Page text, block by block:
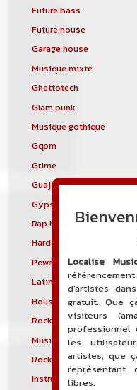
Future bass
Future house
Garage house
Musique mixte
Ghettotech
Glam punk
Musique gothique
Gqom
Grime
Guajira
Gypsy punk
Rap hardcore
Hardstep
Power noise
Latin metal
House progressive
Rock indépendant
Musique industrielle
Rock industriel
Instrumental
Localise
d'artistes
gratuit. Que
visiteurs
professionnel
les
artistes, que
représentant
libres.